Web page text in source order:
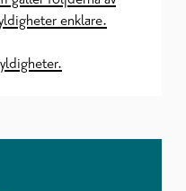
enklare.